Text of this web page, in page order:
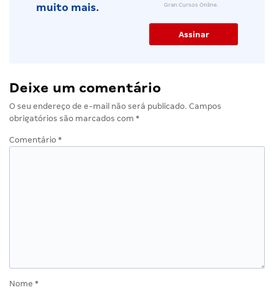
muito mais.
Gran Cursos Online.
Deixe um comentário
O seu endereço de e-mail não será publicado. Campos
obrigatórios são marcados com *
Comentário *
Nome *